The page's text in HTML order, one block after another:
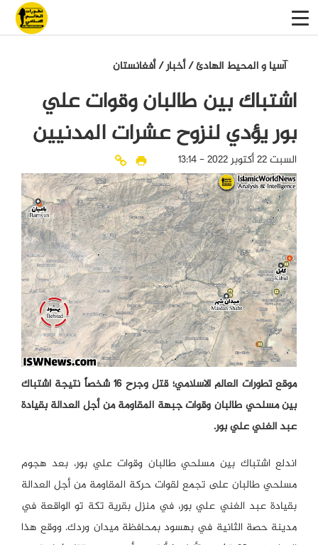
آسيا و المحيط الهادئ/أخبار/أفغانستان
اشتباك بين طالبان وقوات علي
بور يؤدي لنزوح عشرات المدنيين
السبت 22 أكتوبر 2022 - 13:14
موقع تطورات العالم الاسلامي؛ قتل وجرح 16 شخصاً نتيجة اشتباك
بين مسلحي طالبان وقوات جبهة المقاومة من أجل العدالة بقيادة
عبد الغني علي بور.
اندلع اشتباك بين مسلحي طالبان وقوات علي بور، بعد هجوم
مسلحي طالبان على تجمع لقوات حركة المقاومة من أجل العدالة
بقيادة عبد الغني علي بور، في منزل بقرية تكة تو الواقعة في
مدينة حصة الثانية في بهسود بمحافظة ميدان وردك. ووقع هذا